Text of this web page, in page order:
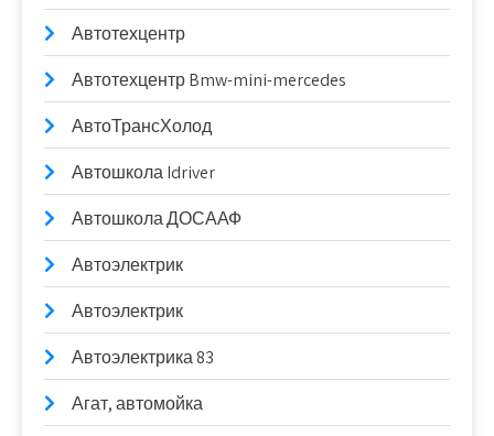
Автотехцентр
Автотехцентр Bmw-mini-mercedes
АвтоТрансХолод
Автошкола Idriver
Автошкола ДОСААФ
Автоэлектрик
Автоэлектрик
Автоэлектрика 83
Агат, автомойка